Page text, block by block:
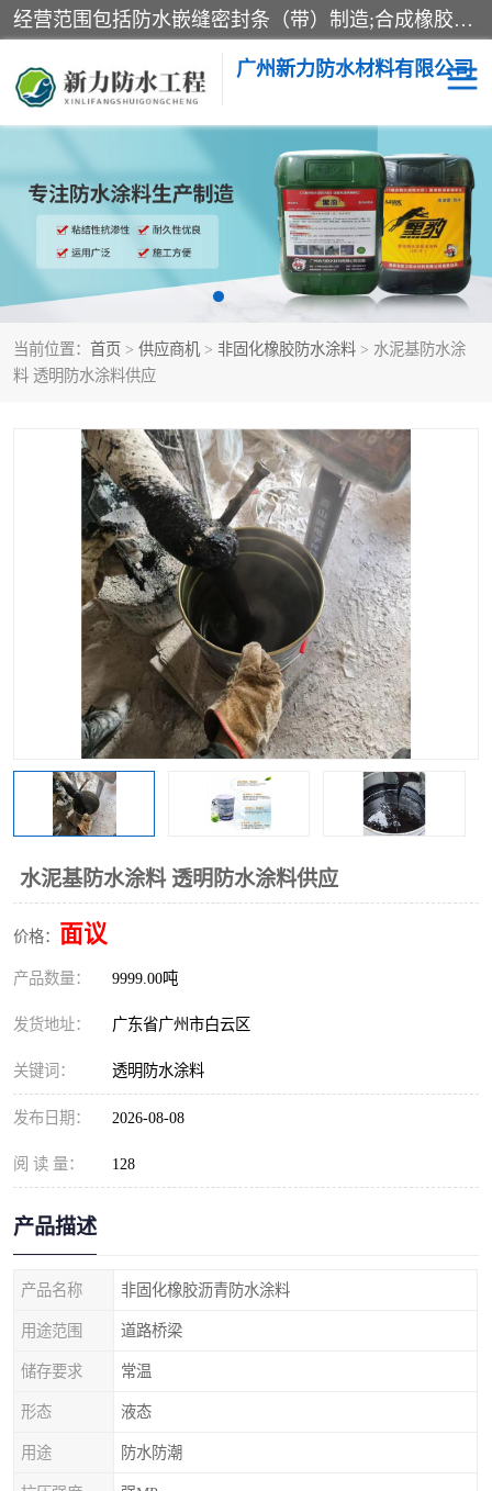
经营范围包括防水嵌缝密封条（带）制造;合成橡胶制造（监控化学品、危险化学品除外）;沥青混合物制造;防水胶粘带制造;其他合成材料制造（监控化学品、危险化学品除外）;涂料制造（监控化学品、危险化学品除外）;建筑结构防水补漏;防水建筑材料制造;粘合剂制造（监控化学品、危险化学品除外）;涂料零售;广州新力防水材料有限公司具有1处分支机构。
广州新力防水材料有限公司
当前位置： 首页 > 供应商机 > 非固化橡胶防水涂料 > 水泥基防水涂
料 透明防水涂料供应
水泥基防水涂料 透明防水涂料供应
价格： 面议
产品数量： 9999.00吨
发货地址： 广东省广州市白云区
关键词： 透明防水涂料
发布日期： 2026-08-08
阅 读 量： 128
产品描述
产品名称 非固化橡胶沥青防水涂料
用途范围 道路桥梁
储存要求 常温
形态 液态
用途 防水防潮
黑豹防水胶 建筑108胶水
乳化沥青防水涂料 自粘卷材
非固化橡胶防水涂料